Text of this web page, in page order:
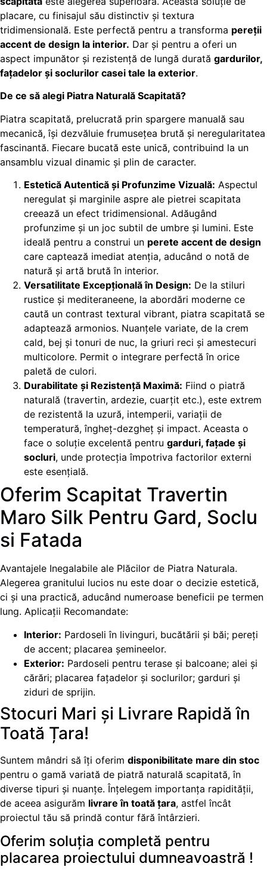
placare, cu finisajul său distinctiv și textura
tridimensională. Este perfectă pentru a transforma pereții
accent de design la interior. Dar și pentru a oferi un
aspect impunător și rezistență de lungă durată gardurilor,
fațadelor și soclurilor casei tale la exterior.
De ce să alegi Piatra Naturală Scapitată?
Piatra scapitată, prelucrată prin spargere manuală sau
mecanică, își dezvăluie frumusețea brută și neregularitatea
fascinantă. Fiecare bucată este unică, contribuind la un
ansamblu vizual dinamic și plin de caracter.
Estetică Autentică și Profunzime Vizuală: Aspectul
neregulat și marginile aspre ale pietrei scapitata
creează un efect tridimensional. Adăugând
profunzime și un joc subtil de umbre și lumini. Este
ideală pentru a construi un perete accent de design
care captează imediat atenția, aducând o notă de
natură și artă brută în interior.
Versatilitate Excepțională în Design: De la stiluri
rustice și mediteraneene, la abordări moderne ce
caută un contrast textural vibrant, piatra scapitată se
adaptează armonios. Nuanțele variate, de la crem
cald, bej și tonuri de nuc, la griuri reci și amestecuri
multicolore. Permit o integrare perfectă în orice
paletă de culori.
Durabilitate și Rezistență Maximă: Fiind o piatră
naturală (travertin, ardezie, cuarțit etc.), este extrem
de rezistentă la uzură, intemperii, variații de
temperatură, îngheț-dezgheț și impact. Aceasta o
face o soluție excelentă pentru garduri, fațade și
socluri, unde protecția împotriva factorilor externi
este esențială.
Oferim Scapitat Travertin
Maro Silk Pentru Gard, Soclu
si Fatada
Avantajele Inegalabile ale Plăcilor de Piatra Naturala.
Alegerea granitului lucios nu este doar o decizie estetică,
ci și una practică, aducând numeroase beneficii pe termen
lung. Aplicații Recomandate:
Interior: Pardoseli în livinguri, bucătării și băi; pereți
de accent; placarea șemineelor.
Exterior: Pardoseli pentru terase și balcoane; alei și
cărări; placarea fațadelor și soclurilor; garduri și
ziduri de sprijin.
Stocuri Mari și Livrare Rapidă în
Toată Țara!
Suntem mândri să îți oferim disponibilitate mare din stoc
pentru o gamă variată de piatră naturală scapitată, în
diverse tipuri și nuanțe. Înțelegem importanța rapidității,
de aceea asigurăm livrare în toată țara, astfel încât
proiectul tău să prindă contur fără întârzieri.
Oferim soluția completă pentru
placarea proiectului dumneavoastră !